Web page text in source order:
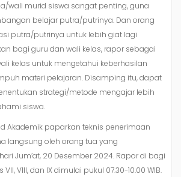
wali murid siswa sangat penting, guna
belajar putra/putrinya. Dan orang
putra/putrinya untuk lebih giat lagi
bagi guru dan wali kelas, rapor sebagai
kelas untuk mengetahui keberhasilan
materi pelajaran. Disamping itu, dapat
strategi/metode mengajar lebih
siswa.
Akademik paparkan teknis penerimaan
langsung oleh orang tua yang
Jum’at, 20 Desember 2024. Rapor di bagi
VIII, dan IX dimulai pukul 07.30-10.00 WIB.